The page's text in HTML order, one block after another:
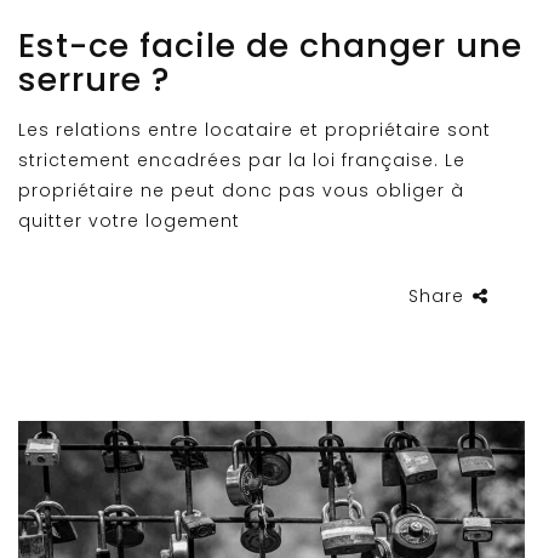
Est-ce facile de changer une
serrure ?
Les relations entre locataire et propriétaire sont
strictement encadrées par la loi française. Le
propriétaire ne peut donc pas vous obliger à
quitter votre logement
Share